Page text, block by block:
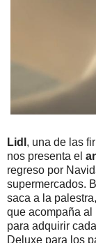
Lidl , una de las
nos presenta el
regreso por
supermercados.
saca a la
que acompaña al
para adquirir
Deluxe para los